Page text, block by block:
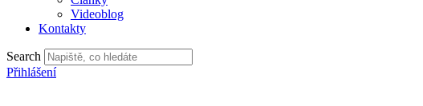
Videoblog
Kontakty
Search
Přihlášení